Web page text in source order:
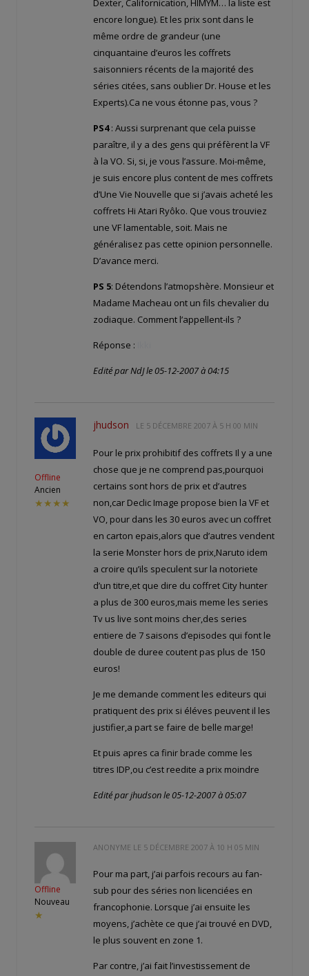
Dexter, Californication, HIMYM… la liste est
encore longue). Et les prix sont dans le
même ordre de grandeur (une
cinquantaine d’euros les coffrets
saisonniers récents de la majorité des
séries citées, sans oublier Dr. House et les
Experts).Ca ne vous étonne pas, vous ?
PS4: Aussi surprenant que cela puisse
paraître, il y a des gens qui préfèrent la VF
à la VO. Si, si, je vous l’assure. Moi-même,
je suis encore plus content de mes coffrets
d’Une Vie Nouvelle que si j’avais acheté les
coffrets Hi Atari Ryôko. Que vous trouviez
une VF lamentable, soit. Mais ne
généralisez pas cette opinion personnelle.
D’avance merci.
PS 5: Détendons l’atmopshère. Monsieur et
Madame Macheau ont un fils chevalier du
zodiaque. Comment l’appellent-ils ?
Réponse :
Edité par NdJ le 05-12-2007 à 04:15
Offline
Ancien
★★★★
jhudson LE 5 DÉCEMBRE 2007 À 5 H 00 MIN
Pour le prix prohibitif des coffrets Il y a une
chose que je ne comprend pas,pourquoi
certains sont hors de prix et d’autres
non,car Declic Image propose bien la VF et
VO, pour dans les 30 euros avec un coffret
en carton epais,alors que d’autres vendent
la serie Monster hors de prix,Naruto idem
a croire qu’ils speculent sur la notoriete
d’un titre,et que dire du coffret City hunter
a plus de 300 euros,mais meme les series
Tv us live sont moins cher,des series
entiere de 7 saisons d’episodes qui font le
double de duree coutent pas plus de 150
euros!
Je me demande comment les editeurs qui
pratiquent des prix si éléves peuvent il les
justifier,a part se faire de belle marge!
Et puis apres ca finir brade comme les
titres IDP,ou c’est reedite a prix moindre
Edité par jhudson le 05-12-2007 à 05:07
Offline
Nouveau
★
ANONYME LE 5 DÉCEMBRE 2007 À 10 H 05 MIN
Pour ma part, j’ai parfois recours au fan-
sub pour des séries non licenciées en
francophonie. Lorsque j’ai ensuite les
moyens, j’achète ce que j’ai trouvé en DVD,
le plus souvent en zone 1.
Par contre, j’ai fait l’investissement de